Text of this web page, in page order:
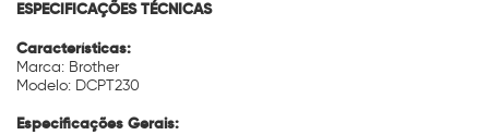
ESPECIFICAÇÕES TÉCNICAS
Características:
Marca: Brother
Modelo: DCPT230
Especificações Gerais: